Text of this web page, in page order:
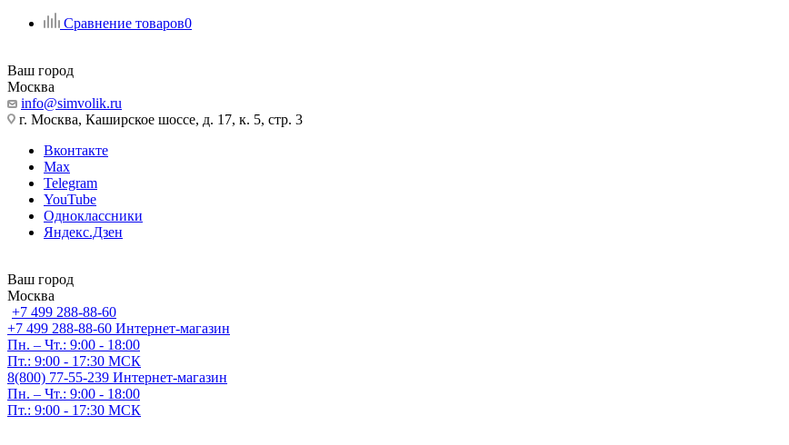
Сравнение товаров0
Ваш город
Москва
info@simvolik.ru
г. Москва, Каширское шоссе, д. 17, к. 5, стр. 3
Вконтакте
Max
Telegram
YouTube
Одноклассники
Яндекс.Дзен
Ваш город
Москва
+7 499 288-88-60
+7 499 288-88-60 Интернет-магазин
Пн. – Чт.: 9:00 - 18:00
Пт.: 9:00 - 17:30 МСК
8(800) 77-55-239 Интернет-магазин
Пн. – Чт.: 9:00 - 18:00
Пт.: 9:00 - 17:30 МСК